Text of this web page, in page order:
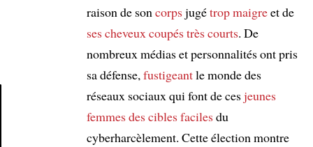
raison de son corpsjugétrop maigreet de
ses cheveux coupés très courts. De
nombreux médias et personnalités ont pris
sa défense, fustigeantle monde des
réseaux sociaux qui font de cesjeunes
femmesdes cibles facilesdu
cyberharcèlement. Cette élection montre